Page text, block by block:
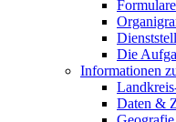
Formulare
Die
Informationen
Daten &